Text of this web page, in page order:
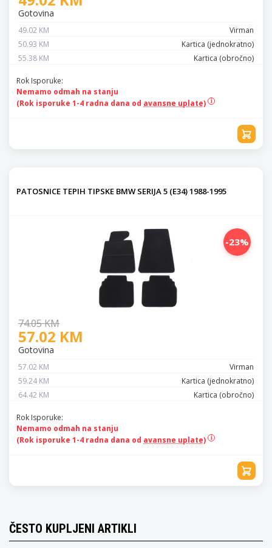
Gotovina
49.02 KM
Virman
50.93 KM
Kartica (jednokratno)
55.38 KM
Kartica (obročno)
Rok Isporuke:
Nemamo odmah na stanju
(Rok isporuke 1-4 radna dana od avansne uplate)
PATOSNICE TEPIH TIPSKE BMW SERIJA 5 (E34) 1988-1995
-23%
74.05 KM
57.02 KM
Gotovina
57.02 KM
Virman
59.24 KM
Kartica (jednokratno)
64.42 KM
Kartica (obročno)
Rok Isporuke:
Nemamo odmah na stanju
(Rok isporuke 1-4 radna dana od avansne uplate)
ČESTO KUPLJENI ARTIKLI